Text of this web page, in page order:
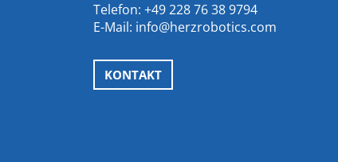
Telefon: +49 228 76 38 9794
E-Mail: info@herzrobotics.com
KONTAKT